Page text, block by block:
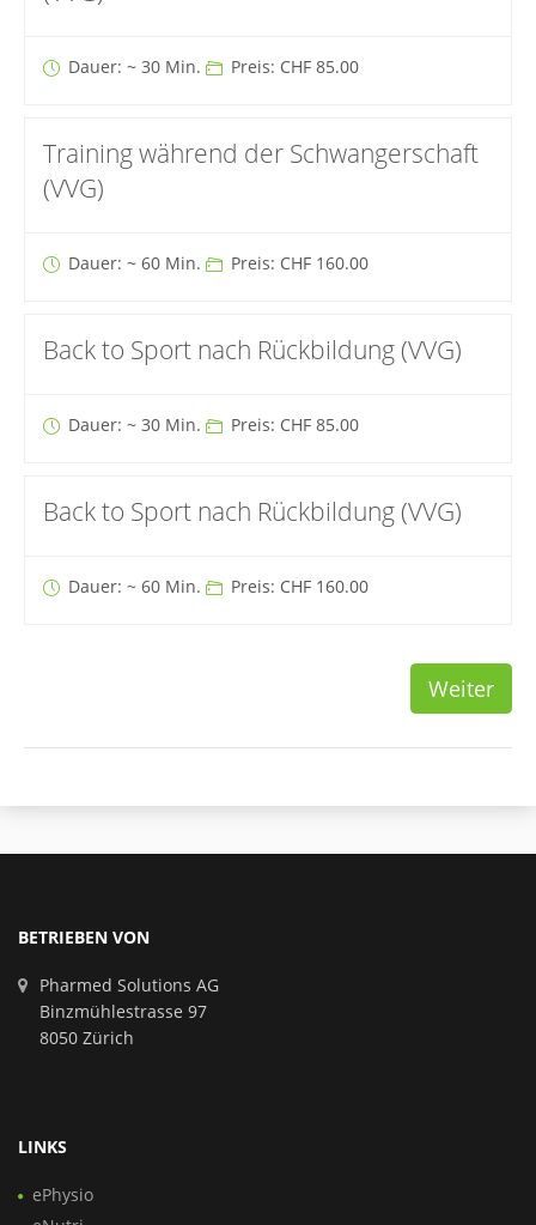
Dauer: ~ 30 Min. Preis: CHF 85.00
Training während der Schwangerschaft
(VVG)
Dauer: ~ 60 Min. Preis: CHF 160.00
Back to Sport nach Rückbildung (VVG)
Dauer: ~ 30 Min. Preis: CHF 85.00
Back to Sport nach Rückbildung (VVG)
Dauer: ~ 60 Min. Preis: CHF 160.00
Weiter
BETRIEBEN VON
Pharmed Solutions AG
Binzmühlestrasse 97
8050 Zürich
LINKS
ePhysio